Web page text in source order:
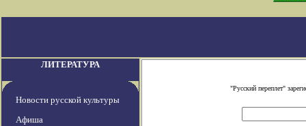
ЛИТЕРАТУРА
Новости русской культуры
Афиша
"Русский переплет"